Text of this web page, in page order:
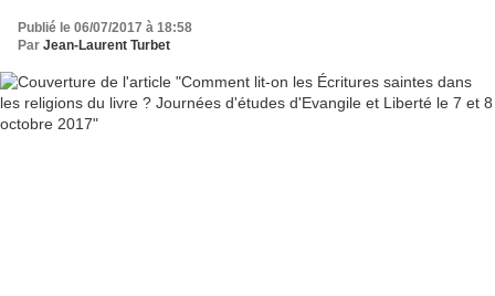
Publié le 06/07/2017 à 18:58
Par Jean-Laurent Turbet